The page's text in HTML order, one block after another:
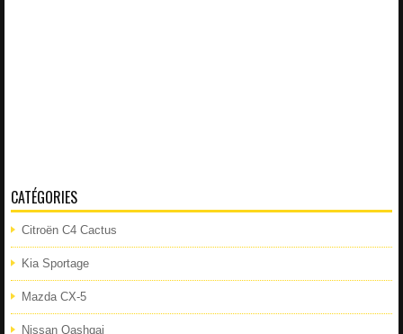
CATÉGORIES
Citroën C4 Cactus
Kia Sportage
Mazda CX-5
Nissan Qashqai